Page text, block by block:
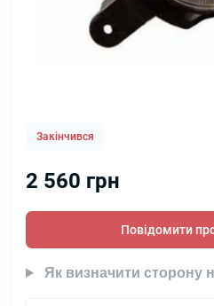
Закінчився
2 560 грн
Повідомити
Як визначити сторону